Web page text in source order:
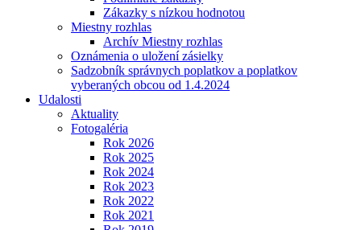
Zákazky s nízkou hodnotou
Miestny rozhlas
Archív Miestny rozhlas
Oznámenia o uložení zásielky
Sadzobník správnych poplatkov a poplatkov
vyberaných obcou od 1.4.2024
Udalosti
Aktuality
Fotogaléria
Rok 2026
Rok 2025
Rok 2024
Rok 2023
Rok 2022
Rok 2021